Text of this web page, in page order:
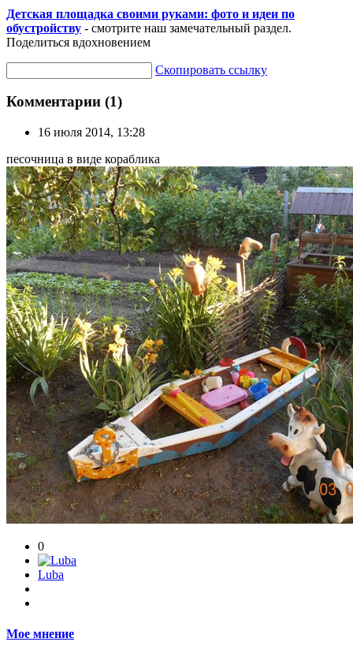
Детская площадка своими руками: фото и идеи по
обустройству - смотрите наш замечательный раздел.
Поделиться вдохновением
Скопировать ссылку
Комментарии (1)
16 июля 2014, 13:28
песочница в виде кораблика
0
Luba
Мое мнение